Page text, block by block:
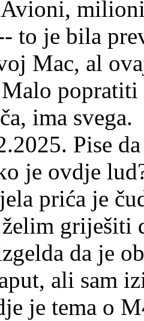
to je bila
Mac, al
popratiti
ima svega.
Pise
je ovdje
prića je
griješiti
da je
ali sam
je tema o